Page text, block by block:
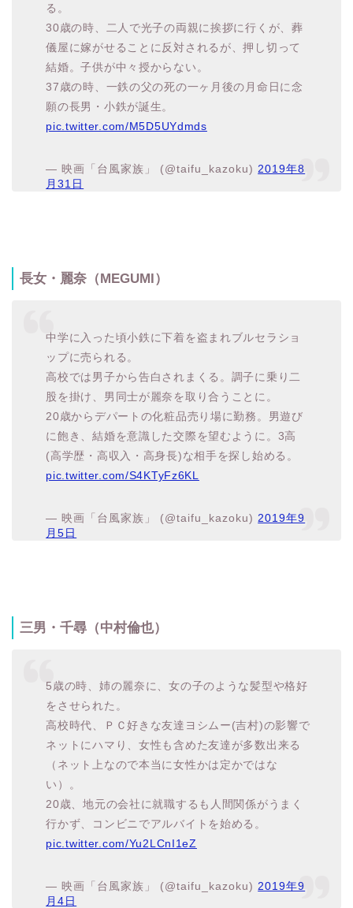
る。
30歳の時、二人で光子の両親に挨拶に行くが、葬
儀屋に嫁がせることに反対されるが、押し切って
結婚。子供が中々授からない。
37歳の時、一鉄の父の死の一ヶ月後の月命日に念
願の長男・小鉄が誕生。
pic.twitter.com/M5D5UYdmds
— 映画「台風家族」 (@taifu_kazoku) 2019年8
月31日
長女・麗奈（MEGUMI）
中学に入った頃小鉄に下着を盗まれブルセラショ
ップに売られる。
高校では男子から告白されまくる。調子に乗り二
股を掛け、男同士が麗奈を取り合うことに。
20歳からデパートの化粧品売り場に勤務。男遊び
に飽き、結婚を意識した交際を望むように。3高
(高学歴・高収入・高身長)な相手を探し始める。
pic.twitter.com/S4KTyFz6KL
— 映画「台風家族」 (@taifu_kazoku) 2019年9
月5日
三男・千尋（中村倫也）
5歳の時、姉の麗奈に、女の子のような髪型や格好
をさせられた。
高校時代、ＰＣ好きな友達ヨシムー(吉村)の影響で
ネットにハマり、女性も含めた友達が多数出来る
（ネット上なので本当に女性かは定かではな
い）。
20歳、地元の会社に就職するも人間関係がうまく
行かず、コンビニでアルバイトを始める。
pic.twitter.com/Yu2LCnI1eZ
— 映画「台風家族」 (@taifu_kazoku) 2019年9
月4日